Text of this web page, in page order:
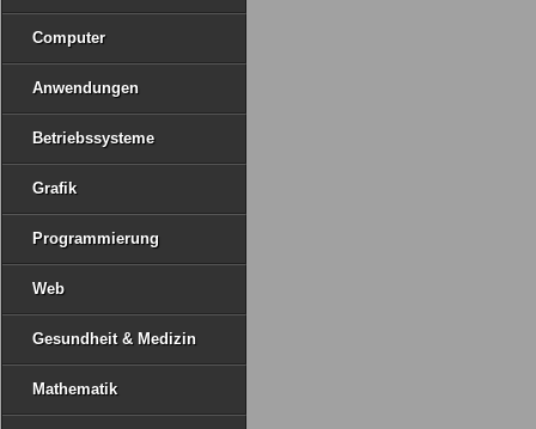
Computer
Anwendungen
Betriebssysteme
Grafik
Programmierung
Web
Gesundheit & Medizin
Mathematik